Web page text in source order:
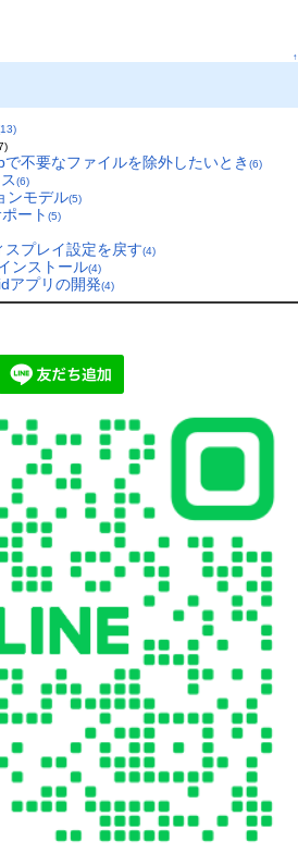
↑
不要なファイルを除外したいとき (6)
(6)
ンモデル(5)
ート (5)
プレイ設定を戻す(4)
ンストール(4)
アプリの開発(4)